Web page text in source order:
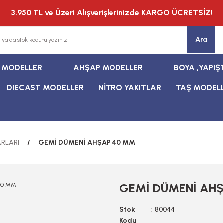
3.950 TL ve Üzeri Alışverişlerinizde KARGO ÜCRETSİZ!
Ara
AHŞAP MODELLER BOYA
DIECAST MODELLER NİTRO YAKITLAR TAŞ
GEMİ DÜMENİ AHŞAP 40 MM
GEMİ DÜMENİ
Stok
Kodu
80044